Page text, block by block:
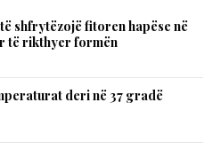
shfrytëzojë fitoren hapëse në
të rikthyer formën
deri në 37 gradë